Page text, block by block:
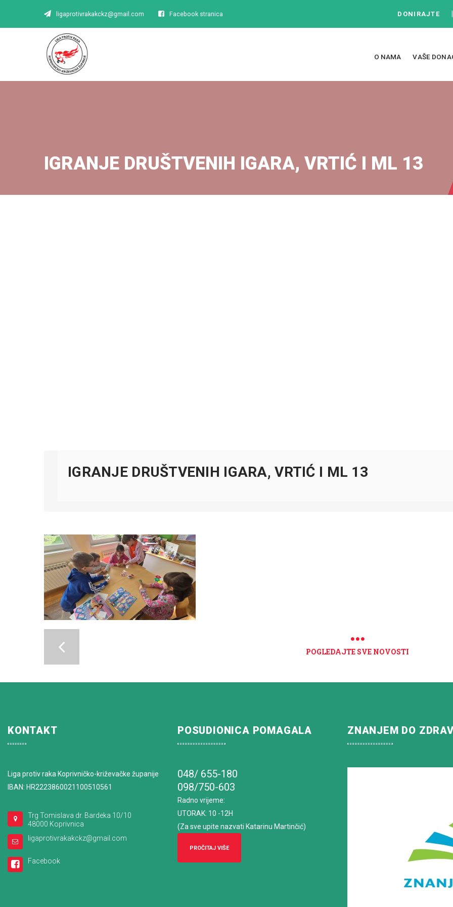
ligaprotivrakakckz@gmail.com Facebook stranica DONIRAJTE
O NAMA VAŠE
IGRANJE DRUŠTVENIH IGARA, VRTIĆ I ML 13
IGRANJE DRUŠTVENIH IGARA, VRTIĆ I ML 13
POGLEDAJTE SVE NOVOSTI
KONTAKT
Liga protiv raka Koprivničko-križevačke županije
IBAN: HR2223860021100510561
Trg Tomislava dr. Bardeka 10/10
48000 Koprivnica
ligaprotivrakakckz@gmail.com
Facebook
POSUDIONICA POMAGALA
048/ 655-180
098/750-603
Radno vrijeme:
UTORAK: 10 -12H
(Za sve upite nazvati Katarinu Martinčić)
PROČITAJ VIŠE
ZNANJEM DO